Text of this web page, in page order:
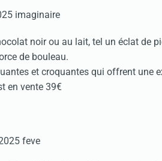
noir ou au lait, tel un éclat de
de bouleau.
et croquantes qui offrent une
en vente 39€